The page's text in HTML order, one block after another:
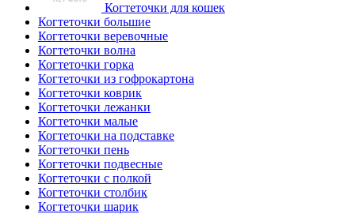
Когтеточки для кошек
Когтеточки большие
Когтеточки веревочные
Когтеточки волна
Когтеточки горка
Когтеточки из гофрокартона
Когтеточки коврик
Когтеточки лежанки
Когтеточки малые
Когтеточки на подставке
Когтеточки пень
Когтеточки подвесные
Когтеточки с полкой
Когтеточки столбик
Когтеточки шарик